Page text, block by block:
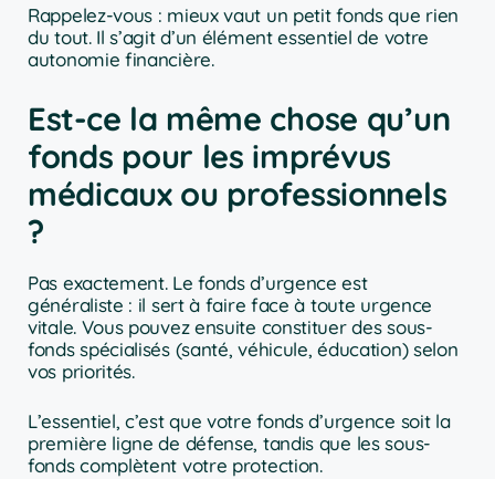
Rappelez-vous : mieux vaut un petit fonds que rien
du tout. Il s’agit d’un élément essentiel de votre
autonomie financière.
Est-ce la même chose qu’un
fonds pour les imprévus
médicaux ou professionnels
?
Pas exactement. Le fonds d’urgence est
généraliste : il sert à faire face à toute urgence
vitale. Vous pouvez ensuite constituer des sous-
fonds spécialisés (santé, véhicule, éducation) selon
vos priorités.
L’essentiel, c’est que votre fonds d’urgence soit la
première ligne de défense, tandis que les sous-
fonds complètent votre protection.